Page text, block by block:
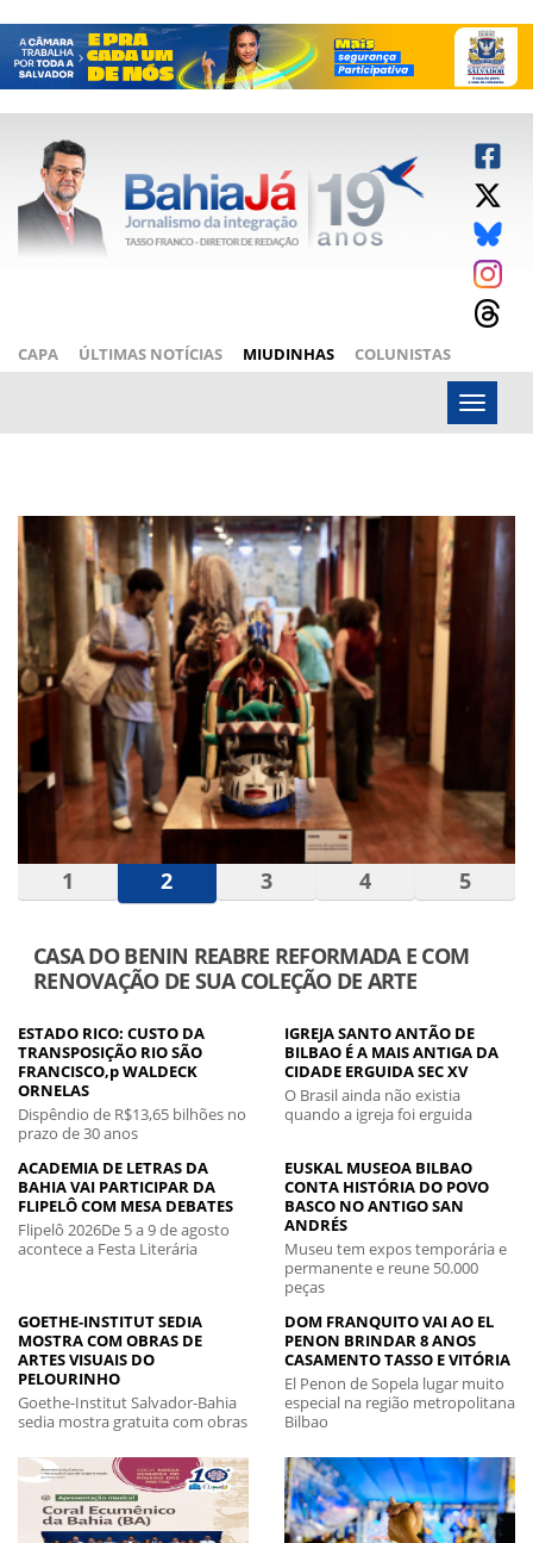
CAPA ÚLTIMAS NOTÍCIAS MIUDINHAS
COLUNISTAS
Menu
NEOENERGIA COELBA LEVA OPERAÇÃO
GATONET A 22 CIDADES A PARTIR SEGUNDA
1 2 3 4 5
ESTADO RICO: CUSTO DA
TRANSPOSIÇÃO RIO SÃO
FRANCISCO,p WALDECK
ORNELAS
Dispêndio de R$13,65 bilhões no
prazo de 30 anos
IGREJA SANTO ANTÃO DE
BILBAO É A MAIS ANTIGA DA
CIDADE ERGUIDA SEC XV
O Brasil ainda não existia
quando a igreja foi erguida
ACADEMIA DE LETRAS DA
BAHIA VAI PARTICIPAR DA
FLIPELÔ COM MESA DEBATES
Flipelô 2026De 5 a 9 de agosto
acontece a Festa Literária
EUSKAL MUSEOA BILBAO
CONTA HISTÓRIA DO POVO
BASCO NO ANTIGO SAN
ANDRÉS
Museu tem expos temporária e
permanente e reune 50.000
peças
GOETHE-INSTITUT SEDIA
MOSTRA COM OBRAS DE
ARTES VISUAIS DO
PELOURINHO
Goethe-Institut Salvador-Bahia
sedia mostra gratuita com obras
DOM FRANQUITO VAI AO EL
PENON BRINDAR 8 ANOS
CASAMENTO TASSO E VITÓRIA
El Penon de Sopela lugar muito
especial na região metropolitana
Bilbao